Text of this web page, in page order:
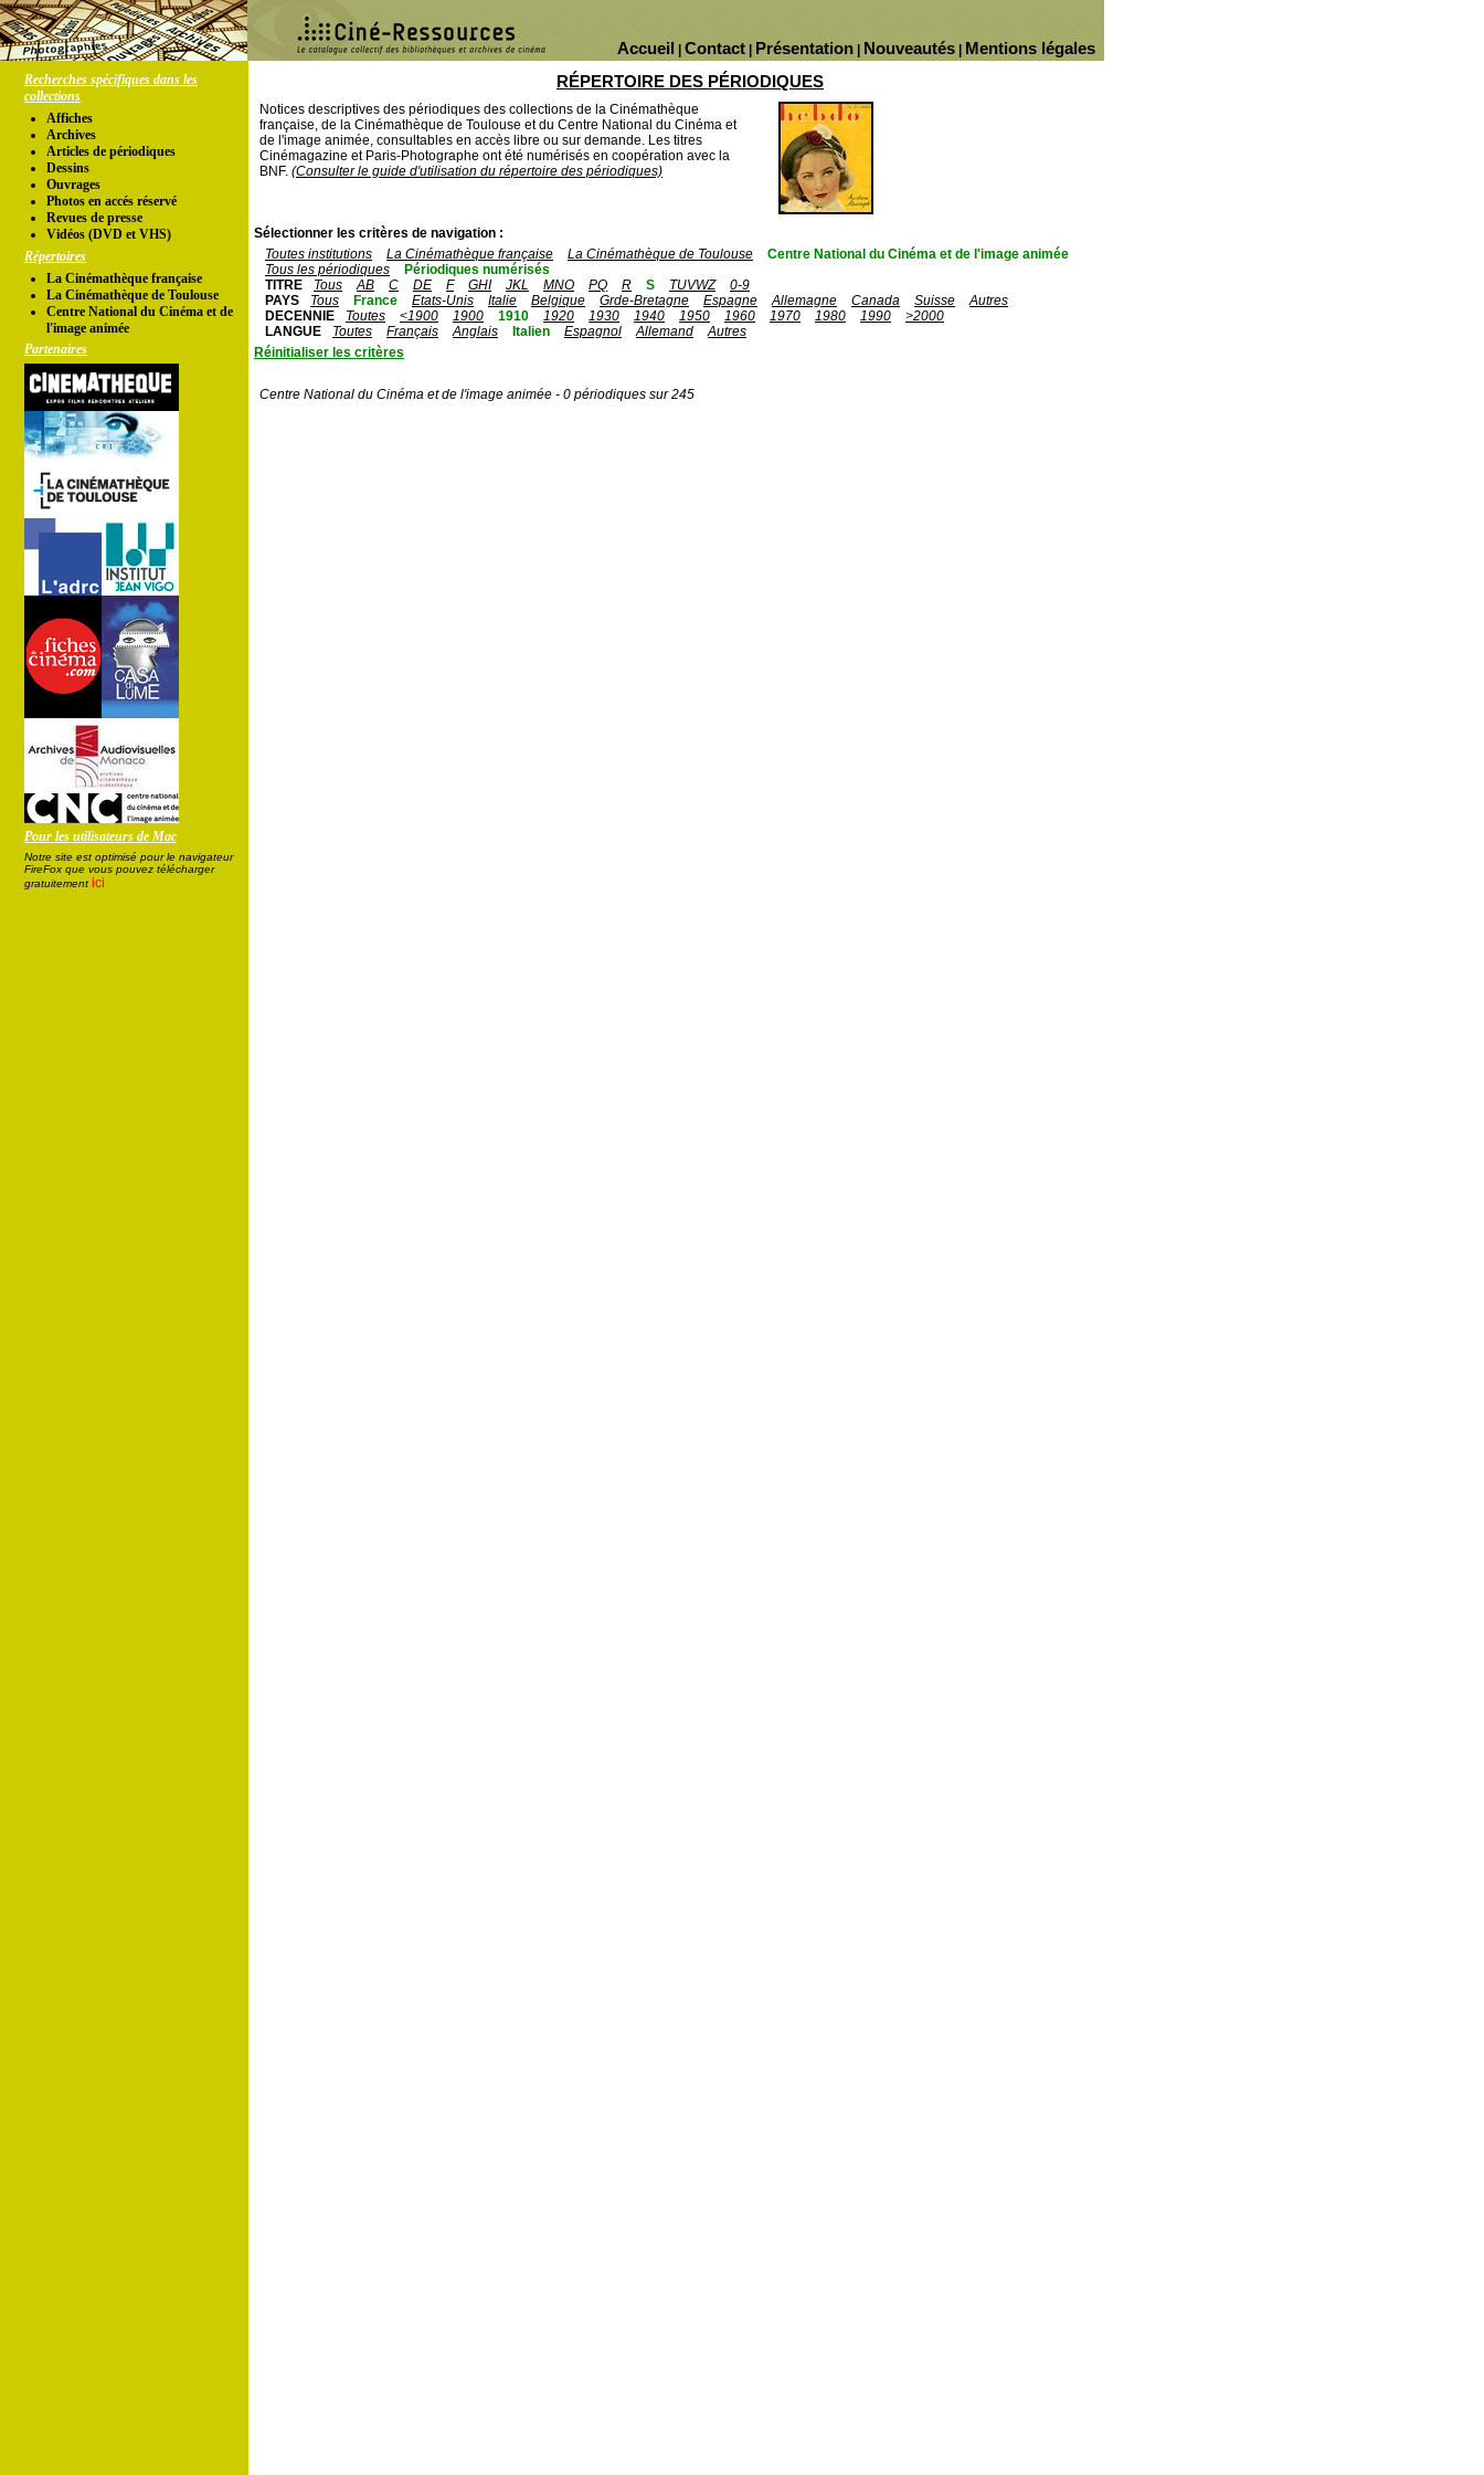
Mentions légales
Nouveautés
Présentation
Contact
Accueil
Recherches spécifiques dans les
collections
Affiches
Archives
Articles de périodiques
Dessins
Ouvrages
Photos en accés réservé
Revues de presse
Vidéos (DVD et VHS)
Répertoires
La Cinémathèque française
La Cinémathèque de Toulouse
Centre National du Cinéma et de
l'image animée
Partenaires
Pour les utilisateurs de Mac
Notre site est optimisé pour le navigateur
FireFox que vous pouvez télécharger
gratuitement ici
RÉPERTOIRE DES PÉRIODIQUES
Notices descriptives des périodiques des collections de la Cinémathèque
française, de la Cinémathèque de Toulouse et du Centre National du Cinéma et
de l'image animée, consultables en accès libre ou sur demande. Les titres
Cinémagazine et Paris-Photographe ont été numérisés en coopération avec la
BNF. (Consulter le guide d'utilisation du répertoire des périodiques)
Sélectionner les critères de navigation :
Toutes institutions
La Cinémathèque française La Cinémathèque de Toulouse
Centre National du Cinéma et de l'image animée
Tous les périodiques
Périodiques numérisés
TITRE
Tous AB C DE F GHI JKL MNO PQ R S TUVWZ
0-9
PAYS
Tous France Etats-Unis Italie Belgique Grde-Bretagne Espagne Allemagne Canada Suisse
Autres
DECENNIE
Toutes <1900 1900 1910 1920 1930 1940 1950 1960 1970 1980 1990
>2000
LANGUE
Toutes Français Anglais Italien Espagnol Allemand
Autres
Réinitialiser les critères
Centre National du Cinéma et de l'image animée - 0 périodiques sur 245